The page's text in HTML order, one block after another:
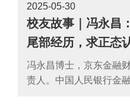
30
2025-05
校友故事｜冯永
尾部经历，求正态
冯永昌博士，京东金融
责人。中国人民银行金